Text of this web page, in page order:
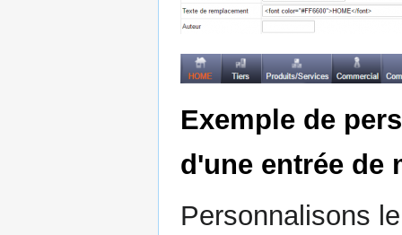
Exemple de
d'une entrée de
Personnalisons